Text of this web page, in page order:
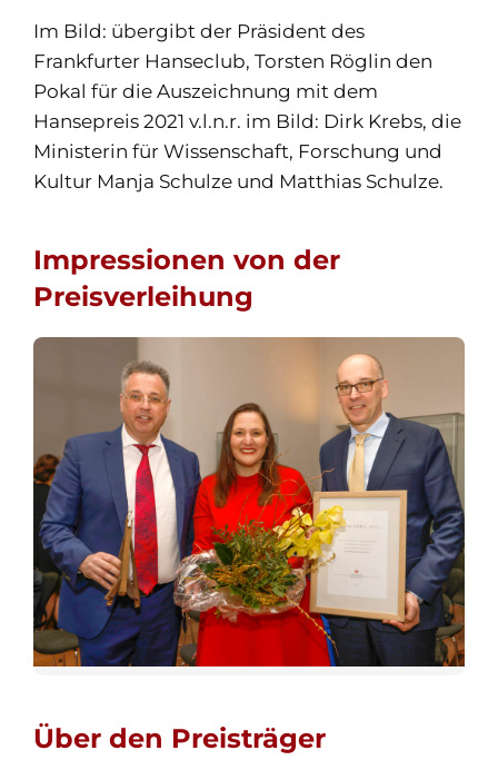
Im Bild: übergibt der Präsident des
Frankfurter Hanseclub, Torsten Röglin den
Pokal für die Auszeichnung mit dem
Hansepreis 2021 v.l.n.r. im Bild: Dirk Krebs, die
Ministerin für Wissenschaft, Forschung und
Kultur Manja Schulze und Matthias Schulze.
Impressionen von der
Preisverleihung
Über den Preisträger